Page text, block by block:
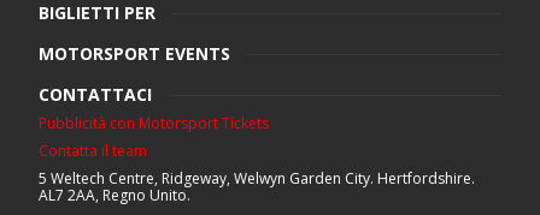
BIGLIETTI PER
MOTORSPORT EVENTS
CONTATTACI
Pubblicità con Motorsport Tickets
Contatta il team
5 Weltech Centre, Ridgeway, Welwyn Garden City. Hertfordshire.
AL7 2AA, Regno Unito.